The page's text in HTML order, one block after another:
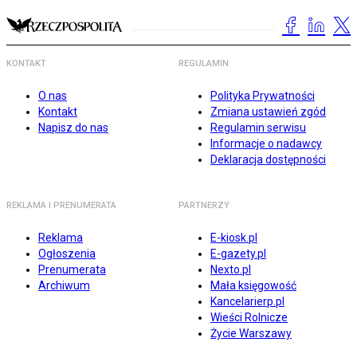
KONTAKT
O nas
Kontakt
Napisz do nas
REGULAMIN
Polityka Prywatności
Zmiana ustawień zgód
Regulamin serwisu
Informacje o nadawcy
Deklaracja dostępności
REKLAMA I PRENUMERATA
Reklama
Ogłoszenia
Prenumerata
Archiwum
PARTNERZY
E-kiosk.pl
E-gazety.pl
Nexto.pl
Mała księgowość
Kancelarierp.pl
Wieści Rolnicze
Życie Warszawy